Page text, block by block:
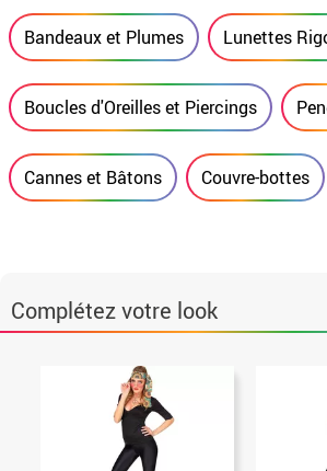
Bandeaux et Plumes Lunettes
Boucles d'Oreilles et Piercings
Cannes et Bâtons Couvre-bottes
Complétez votre look